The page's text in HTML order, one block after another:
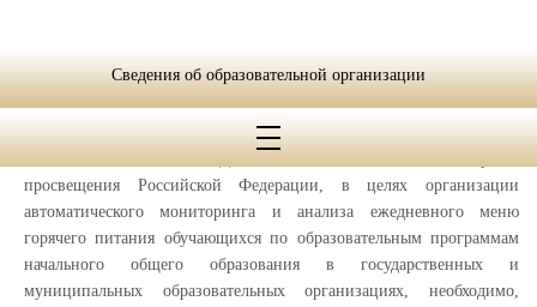
ревизорро"
просвещения Российской Федерации, в целях организации
автоматического мониторинга и анализа ежедневного меню
горячего питания обучающихся по образовательным программам
начального общего образования в государственных и
муниципальных образовательных организациях, необходимо,
Сведения об образовательной организации